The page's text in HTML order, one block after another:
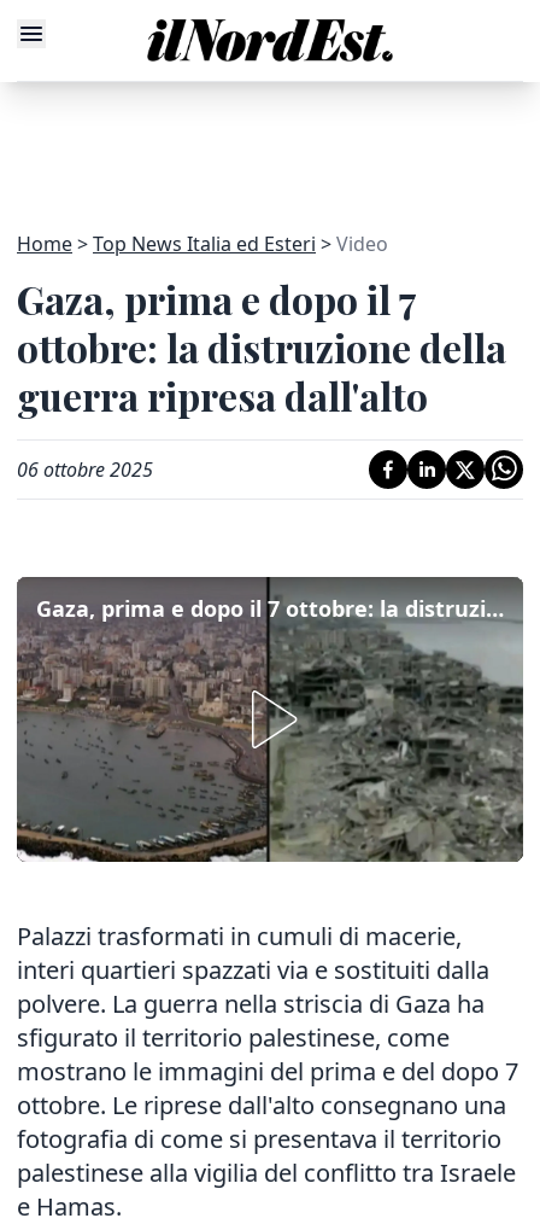
Home Top News Italia ed Esteri Video
Gaza, prima e dopo il 7
ottobre: la distruzione della
guerra ripresa dall'alto
06 ottobre 2025
Gaza, prima e dopo il 7 ottobre: la distruzione della guerra ripresa dall'alto
Palazzi trasformati in cumuli di macerie,
interi quartieri spazzati via e sostituiti dalla
polvere. La guerra nella striscia di Gaza ha
sfigurato il territorio palestinese, come
mostrano le immagini del prima e del dopo 7
ottobre. Le riprese dall'alto consegnano una
fotografia di come si presentava il territorio
palestinese alla vigilia del conflitto tra Israele
e Hamas.